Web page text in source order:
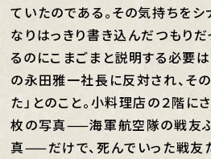
ていたのである。その気持ちを
なりはっきり書き込んだつもり
るのにこまごまと説明する必要
の永田雅一社長に反対され、そ
た」とのこと。小料理店の２階に
枚の写真——海軍航空隊の戦友
真——だけで、死んでいった戦友